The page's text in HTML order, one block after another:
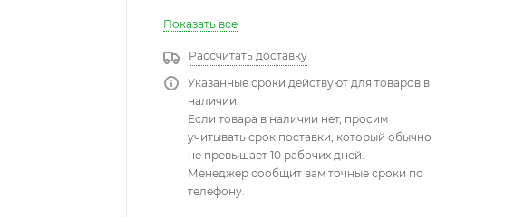
Показать все
Рассчитать доставку
Указанные сроки действуют для товаров в
наличии.
Если товара в наличии нет, просим
учитывать срок поставки, который обычно
не превышает 10 рабочих дней.
Менеджер сообщит вам точные сроки по
телефону.